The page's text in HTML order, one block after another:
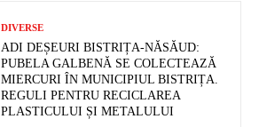
DIVERSE
ADI DEȘEURI BISTRIȚA-NĂSĂUD:
PUBELA GALBENĂ SE COLECTEAZĂ
MIERCURI ÎN MUNICIPIUL BISTRIȚA.
REGULI PENTRU RECICLAREA
PLASTICULUI ȘI METALULUI